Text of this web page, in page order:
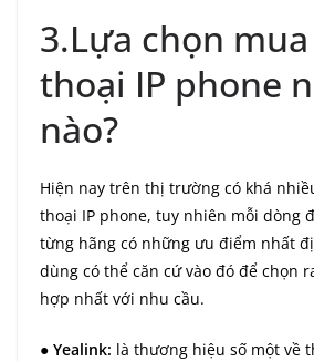
3.Lựa chọn
thoại IP phone
nào?
Hiện nay trên thị trường có khá
thoại IP phone, tuy nhiên mỗi dòng
từng hãng có những ưu điểm nhất
dùng có thể căn cứ vào đó để chọn
hợp nhất với nhu cầu.
● Yealink: là thương hiệu số một về